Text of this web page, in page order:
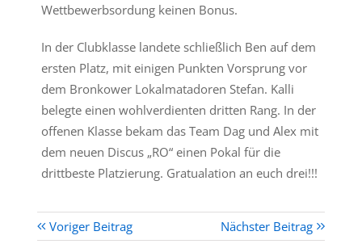
Wettbewerbsordung keinen Bonus.
In der Clubklasse landete schließlich Ben auf dem
ersten Platz, mit einigen Punkten Vorsprung vor
dem Bronkower Lokalmatadoren Stefan. Kalli
belegte einen wohlverdienten dritten Rang. In der
offenen Klasse bekam das Team Dag und Alex mit
dem neuen Discus „RO“ einen Pokal für die
drittbeste Platzierung. Gratualation an euch drei!!!
Voriger Beitrag Nächster Beitrag